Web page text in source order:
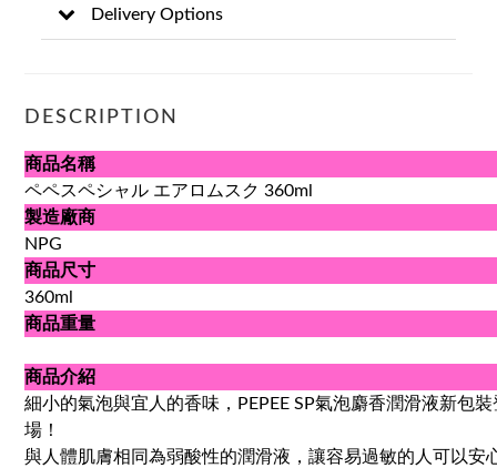
Delivery Options
DESCRIPTION
商品名稱
ペペスペシャル エアロムスク 360ml
製造廠商
NPG
商品尺寸
360ml
商品重量
商品介紹
細小的氣泡與宜人的香味，PEPEE SP氣泡麝香潤滑液新包裝
場！
與人體肌膚相同為弱酸性的潤滑液，讓容易過敏的人可以安